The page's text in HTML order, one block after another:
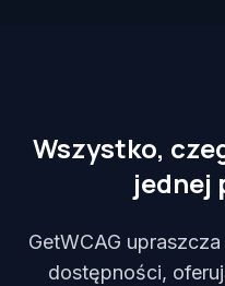
Wszystko,
jednej
GetWCAG
dostępności,